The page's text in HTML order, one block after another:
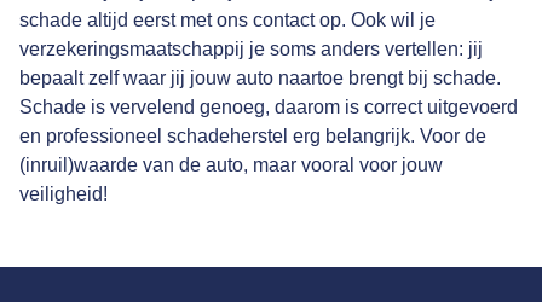
schade altijd eerst met ons contact op. Ook wil je
verzekeringsmaatschappij je soms anders vertellen: jij
bepaalt zelf waar jij jouw auto naartoe brengt bij schade.
Schade is vervelend genoeg, daarom is correct uitgevoerd
en professioneel schadeherstel erg belangrijk. Voor de
(inruil)waarde van de auto, maar vooral voor jouw
veiligheid!